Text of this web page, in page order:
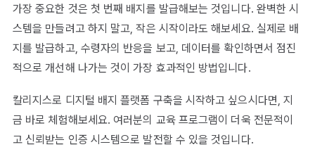
가장 중요한 것은 첫 번째 배지를 발급해보는 것입니다. 완벽한 시
스템을 만들려고 하지 말고, 작은 시작이라도 해보세요. 실제로 배
지를 발급하고, 수령자의 반응을 보고, 데이터를 확인하면서 점진
적으로 개선해 나가는 것이 가장 효과적인 방법입니다.
칼리지스로 디지털 배지 플랫폼 구축을 시작하고 싶으시다면, 지
금 바로 체험해보세요. 여러분의 교육 프로그램이 더욱 전문적이
고 신뢰받는 인증 시스템으로 발전할 수 있을 것입니다.